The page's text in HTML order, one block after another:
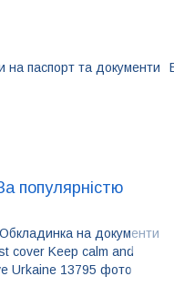
на паспорт та документи
популярністю